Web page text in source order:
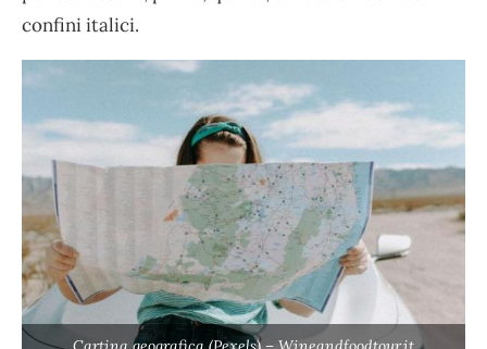
confini italici.